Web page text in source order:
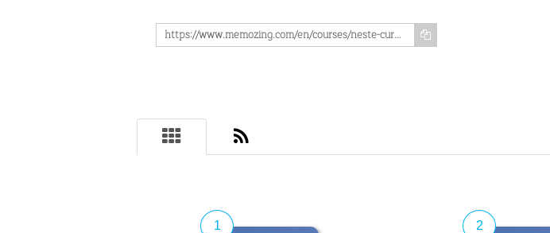
https://www.memozing.com/en/courses/neste-curso-de-nove-partes-voce-pode-aprender-tudo-sobre-a-capela-de-enterro-de-wurttemberg-em-stuttgart-a-partir-dos-degraus-desta-cupula-voce-tem-uma-vista-maravilhosa-sobre-a-cidade-7aedb1192188b6b590998664
1 2